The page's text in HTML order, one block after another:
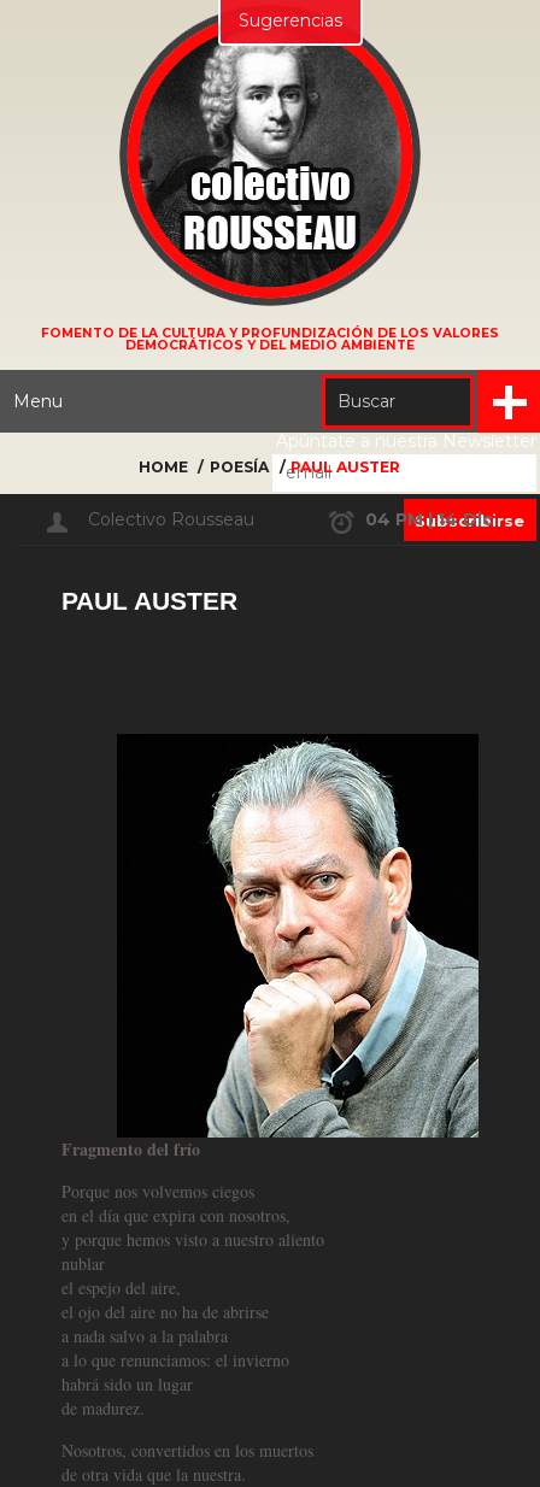
FOMENTO DE LA CULTURA Y PROFUNDIZACIÓN DE LOS VALORES
DEMOCRÁTICOS Y DEL MEDIO AMBIENTE
Menu
Apúntate a nuestra Newsletter
HOME POESÍA PAUL AUSTER
Colectivo Rousseau 04 PM | 14 Dic
PAUL AUSTER
Fragmento del frío
Porque nos volvemos ciegos
en el día que expira con nosotros,
y porque hemos visto a nuestro aliento
nublar
el espejo del aire,
el ojo del aire no ha de abrirse
a nada salvo a la palabra
a lo que renunciamos: el invierno
habrá sido un lugar
de madurez.
Nosotros, convertidos en los muertos
de otra vida que la nuestra.
Sugerencias